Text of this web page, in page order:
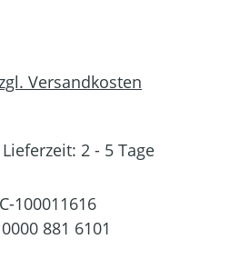
Versandkosten
2 - 5 Tage
100011616
0000 881 6101